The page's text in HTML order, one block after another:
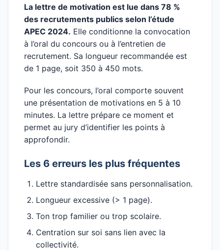
La lettre de motivation est lue dans 78 %
des recrutements publics selon l’étude
APEC 2024. Elle conditionne la convocation
à l’oral du concours ou à l’entretien de
recrutement. Sa longueur recommandée est
de 1 page, soit 350 à 450 mots.
Pour les concours, l’oral comporte souvent
une présentation de motivations en 5 à 10
minutes. La lettre prépare ce moment et
permet au jury d’identifier les points à
approfondir.
Les 6 erreurs les plus fréquentes
Lettre standardisée sans personnalisation.
Longueur excessive (> 1 page).
Ton trop familier ou trop scolaire.
Centration sur soi sans lien avec la
collectivité.